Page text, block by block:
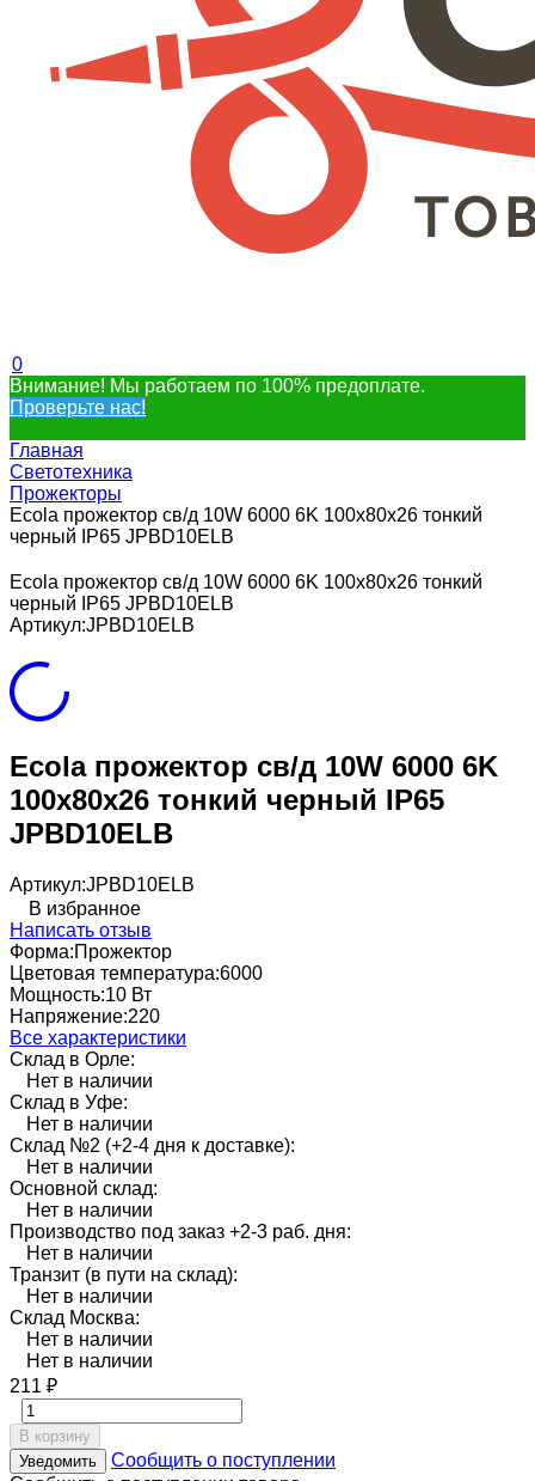
0
Внимание! Мы работаем по 100% предоплате.
Проверьте нас!
Главная
Светотехника
Прожекторы
Ecola прожектор св/д 10W 6000 6K 100x80x26 тонкий
черный IP65 JPBD10ELB
Ecola прожектор св/д 10W 6000 6K 100x80x26 тонкий
черный IP65 JPBD10ELB
Артикул:JPBD10ELB
Ecola прожектор св/д 10W 6000 6K
100x80x26 тонкий черный IP65
JPBD10ELB
Артикул:JPBD10ELB
В избранное
Написать отзыв
Форма:Прожектор
Цветовая температура:6000
Мощность:10 Вт
Напряжение:220
Все характеристики
Склад в Орле:
Нет в наличии
Склад в Уфе:
Нет в наличии
Склад №2 (+2-4 дня к доставке):
Нет в наличии
Основной склад:
Нет в наличии
Производство под заказ +2-3 раб. дня:
Нет в наличии
Транзит (в пути на склад):
Нет в наличии
Склад Москва:
Нет в наличии
Нет в наличии
211 ₽
В корзину
Уведомить
Сообщить о поступлении